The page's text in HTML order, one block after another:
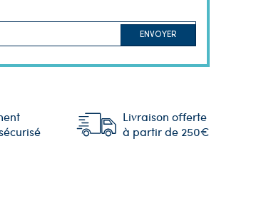
ENVOYER
Livraison offerte
à partir de 250€